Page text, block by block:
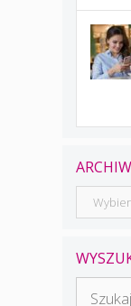
Archiwum